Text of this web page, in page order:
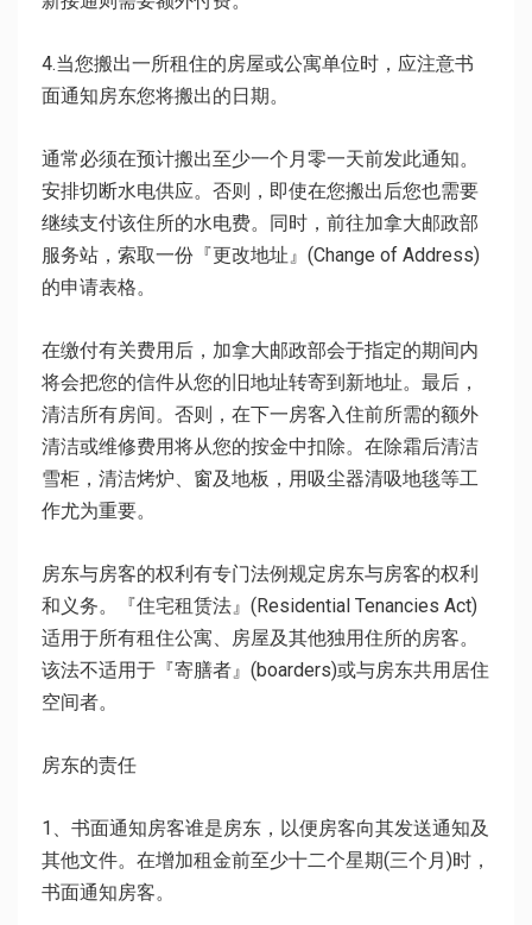
4.当您搬出一所租住的房屋或公寓单位时，应注意书
面通知房东您将搬出的日期。
通常必须在预计搬出至少一个月零一天前发此通知。
安排切断水电供应。否则，即使在您搬出后您也需要
继续支付该住所的水电费。同时，前往加拿大邮政部
服务站，索取一份『更改地址』(Change of Address)
的申请表格。
在缴付有关费用后，加拿大邮政部会于指定的期间内
将会把您的信件从您的旧地址转寄到新地址。最后，
清洁所有房间。否则，在下一房客入住前所需的额外
清洁或维修费用将从您的按金中扣除。在除霜后清洁
雪柜，清洁烤炉、窗及地板，用吸尘器清吸地毯等工
作尤为重要。
房东与房客的权利有专门法例规定房东与房客的权利
和义务。『住宅租赁法』(Residential Tenancies Act)
适用于所有租住公寓、房屋及其他独用住所的房客。
该法不适用于『寄膳者』(boarders)或与房东共用居住
空间者。
房东的责任
1、书面通知房客谁是房东，以便房客向其发送通知及
其他文件。在增加租金前至少十二个星期(三个月)时，
书面通知房客。